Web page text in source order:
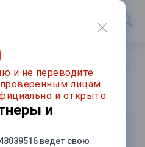
и КМ
и не переводите
лицам.
и открыто.
и
ведет свою